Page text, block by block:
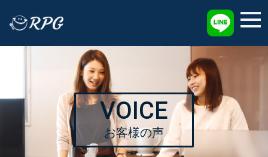
VOICE
お客様の声